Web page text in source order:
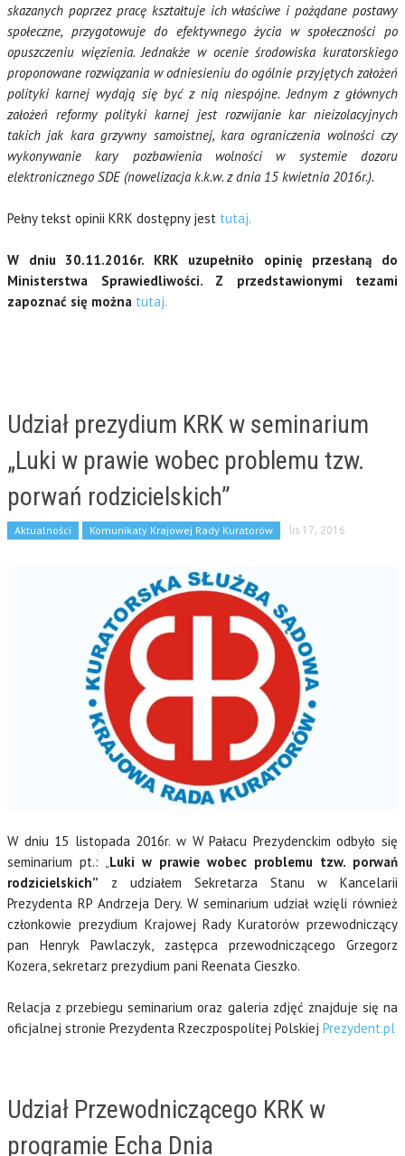
skazanych poprzez pracę kształtuje ich właściwe i pożądane postawy
społeczne, przygotowuje do efektywnego życia w społeczności po
opuszczeniu więzienia. Jednakże w ocenie środowiska kuratorskiego
proponowane rozwiązania w odniesieniu do ogólnie przyjętych założeń
polityki karnej wydają się być z nią niespójne. Jednym z głównych
założeń reformy polityki karnej jest rozwijanie kar nieizolacyjnych
takich jak kara grzywny samoistnej, kara ograniczenia wolności czy
wykonywanie kary pozbawienia wolności w systemie dozoru
elektronicznego SDE (nowelizacja k.k.w. z dnia 15 kwietnia 2016r.).
Pełny tekst opinii KRK dostępny jest tutaj.
W dniu 30.11.2016r. KRK uzupełniło opinię przesłaną do
Ministerstwa Sprawiedliwości. Z przedstawionymi tezami
zapoznać się można tutaj.
Udział prezydium KRK w seminarium
„Luki w prawie wobec problemu tzw.
porwań rodzicielskich”
Aktualności Komunikaty Krajowej Rady Kuratorów lis 17, 2016
W dniu 15 listopada 2016r. w W Pałacu Prezydenckim odbyło się
seminarium pt.: „Luki w prawie wobec problemu tzw. porwań
rodzicielskich” z udziałem Sekretarza Stanu w Kancelarii
Prezydenta RP Andrzeja Dery. W seminarium udział wzięli również
członkowie prezydium Krajowej Rady Kuratorów przewodniczący
pan Henryk Pawlaczyk, zastępca przewodniczącego Grzegorz
Kozera, sekretarz prezydium pani Reenata Cieszko.
Relacja z przebiegu seminarium oraz galeria zdjęć znajduje się na
oficjalnej stronie Prezydenta Rzeczpospolitej Polskiej Prezydent.pl
Udział Przewodniczącego KRK w
programie Echa Dnia